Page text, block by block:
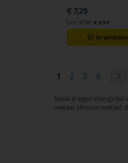
€ 7,25
€ 5,99
In
Pagina
U lees momenteel
1 Pagina
2 Pagina
3 Pagina
4
Maak je eigen (hang)
metaal, chroom metaal,